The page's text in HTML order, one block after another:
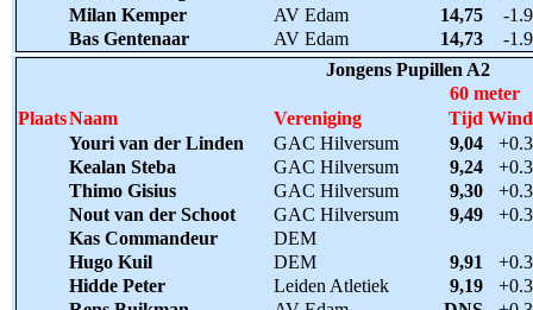
Milan Kemper
AV Edam 14,75
-1.9
Bas Gentenaar
AV Edam 14,73
-1.9
Jongens Pupillen A2
60 meter
PlaatsNaam Vereniging Tijd Wind
Youri van der Linden
GAC Hilversum 9,04
+0.3
Kealan Steba
GAC Hilversum 9,24
+0.3
Thimo Gisius
GAC Hilversum 9,30
+0.3
Nout van der Schoot
GAC Hilversum 9,49
+0.3
Kas Commandeur
DEM
Hugo Kuil
DEM 9,91
+0.3
Hidde Peter
Leiden Atletiek 9,19
+0.3